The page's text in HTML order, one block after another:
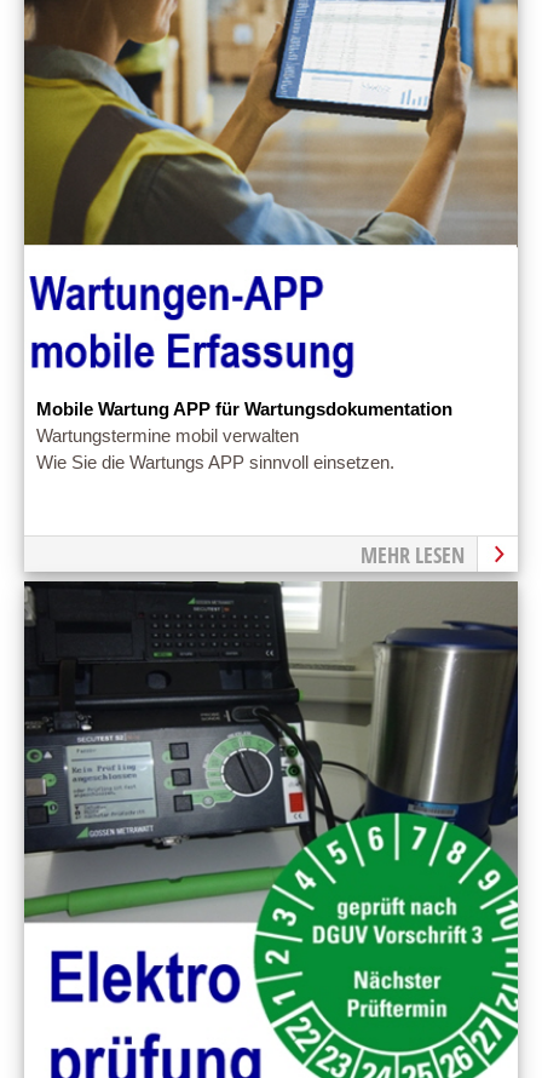
Mobile Wartung APP für Wartungsdokumentation
Wartungstermine mobil verwalten
Wie Sie die Wartungs APP sinnvoll einsetzen.
MEHR LESEN